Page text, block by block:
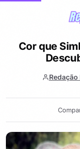
Cor que
Redação